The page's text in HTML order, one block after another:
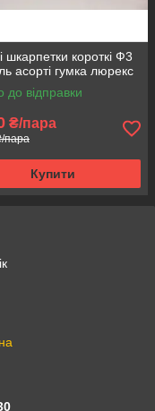
шкарпетки короткі Ф3
асорті гумка люрекс
до відправки
₴/пара
пара
Купити